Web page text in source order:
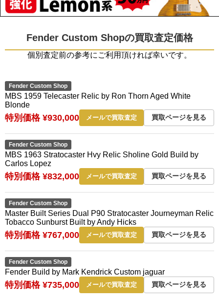
Fender Custom Shopの買取査定価格
個別査定前の参考にご利用頂ければ幸いです。
Fender Custom Shop
MBS 1959 Telecaster Relic by Ron Thorn Aged White
Blonde
特別価格 ¥930,000 メールで買取査定 買取ページを見る
Fender Custom Shop
MBS 1963 Stratocaster Hvy Relic Sholine Gold Build by
Carlos Lopez
特別価格 ¥832,000 メールで買取査定 買取ページを見る
Fender Custom Shop
Master Built Series Dual P90 Stratocaster Journeyman Relic
Tobacco Sunburst Built by Andy Hicks
特別価格 ¥767,000 メールで買取査定 買取ページを見る
Fender Custom Shop
Fender Build by Mark Kendrick Custom jaguar
特別価格 ¥735,000 メールで買取査定 買取ページを見る